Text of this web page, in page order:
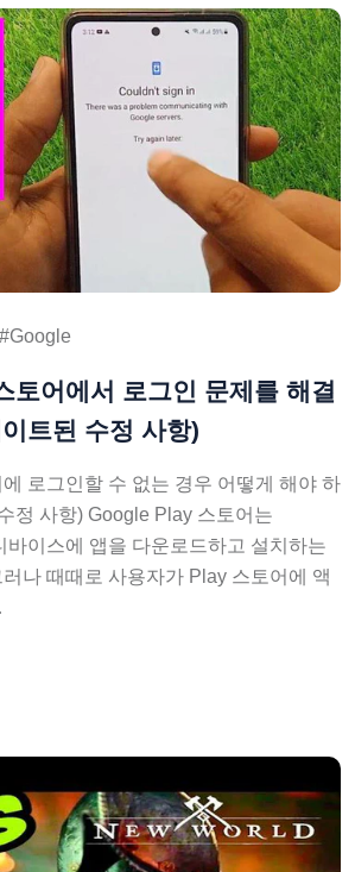
Google
어에서 로그인 문제를 해결
트된 수정 사항)
로그인할 수 없는 경우 어떻게 해야 하
정 사항) Google Play 스토어는
바이스에 앱을 다운로드하고 설치하는
나 때때로 사용자가 Play 스토어에 액